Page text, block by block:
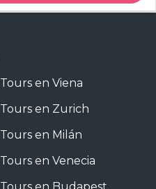
Tours en Viena
Tours en Zurich
Tours en Milán
Tours en Venecia